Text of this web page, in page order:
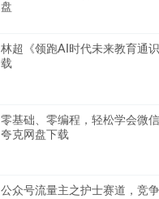
盘
林超《领跑AI时代未来教育通
载
零基础、零编程，轻松学会微
夸克网盘下载
公众号流量主之护士赛道，竞